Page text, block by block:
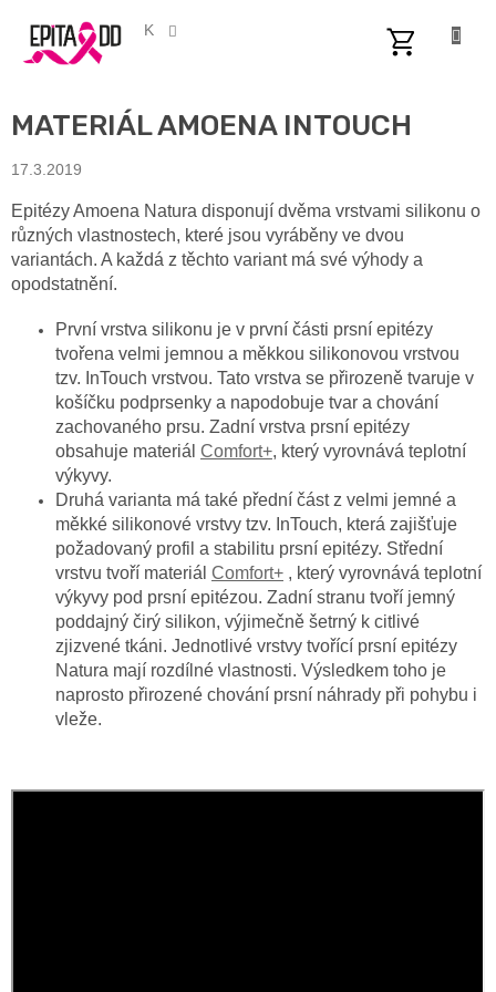
obsah
CZK
MATERIÁL AMOENA INTOUCH
17.3.2019
Epitézy Amoena Natura disponují dvěma vrstvami silikonu o
různých vlastnostech, které jsou vyráběny ve dvou
variantách. A každá z těchto variant má své výhody a
opodstatnění.
První vrstva silikonu je v první části prsní epitézy
tvořena velmi jemnou a měkkou silikonovou vrstvou
tzv. InTouch vrstvou. Tato vrstva se přirozeně tvaruje v
košíčku podprsenky a napodobuje tvar a chování
zachovaného prsu. Zadní vrstva prsní epitézy
obsahuje materiál Comfort+, který vyrovnává teplotní
výkyvy.
Druhá varianta má také přední část z velmi jemné a
měkké silikonové vrstvy tzv. InTouch, která zajišťuje
požadovaný profil a stabilitu prsní epitézy. Střední
vrstvu tvoří materiál Comfort+ , který vyrovnává teplotní
výkyvy pod prsní epitézou. Zadní stranu tvoří jemný
poddajný čirý silikon, výjimečně šetrný k citlivé
zjizvené tkáni. Jednotlivé vrstvy tvořící prsní epitézy
Natura mají rozdílné vlastnosti. Výsledkem toho je
naprosto přirozené chování prsní náhrady při pohybu i
vleže.